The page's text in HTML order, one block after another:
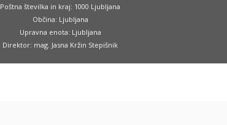
Poštna številka in kraj: 1000 Ljubljana
Občina: Ljubljana
Upravna enota: Ljubljana
Direktor: mag. Jasna Kržin Stepišnik